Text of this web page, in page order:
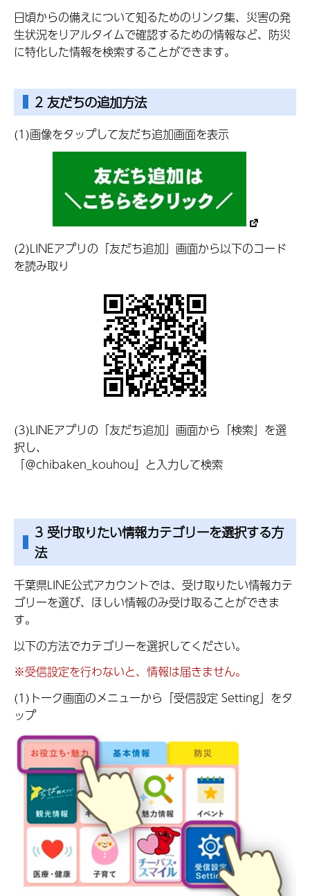
日頃からの備えについて知るためのリンク集、災害の発
生状況をリアルタイムで確認するための情報など、防災
に特化した情報を検索することができます。
2 友だちの追加方法
(1)画像をタップして友だち追加画面を表示
(2)LINEアプリの「友だち追加」画面から以下のコード
を読み取り
(3)LINEアプリの「友だち追加」画面から「検索」を選
択し、
「＠chibaken_kouhou」と入力して検索
3 受け取りたい情報カテゴリーを選択する方
法
千葉県LINE公式アカウントでは、受け取りたい情報カテ
ゴリーを選び、ほしい情報のみ受け取ることができま
す。
以下の方法でカテゴリーを選択してください。
※受信設定を行わないと、情報は届きません。
(1)トーク画面のメニューから「受信設定 Setting」をタ
ップ